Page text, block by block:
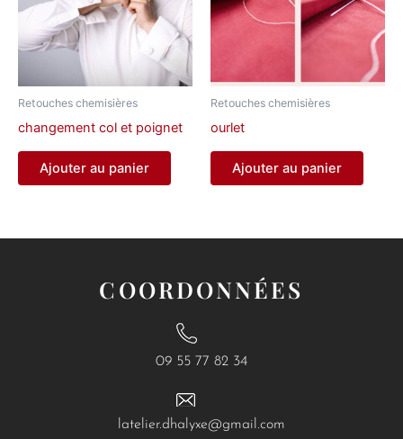
Retouches chemisières
changement col et poignet
Ajouter au panier
Retouches chemisières
ourlet
Ajouter au panier
COORDONNÉES
09 55 77 82 34
latelier.dhalyxe@gmail.com